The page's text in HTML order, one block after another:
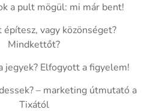
a pult mögül: mi már bent!
építesz, vagy közönséget?
Mindkettőt?
jegyek? Elfogyott a figyelem!
– marketing útmutató a
Tixától